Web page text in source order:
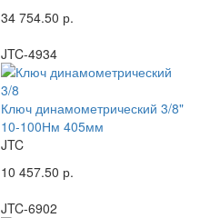
34 754.50 р.
JTC-4934
Ключ динамометрический 3/8"
10-100Нм 405мм
JTC
10 457.50 р.
JTC-6902